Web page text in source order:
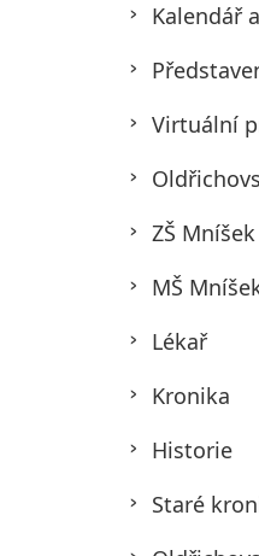
Kalendář
Virtuální
ZŠ Mníšek
MŠ
Lékař
Kronika
Historie
Staré